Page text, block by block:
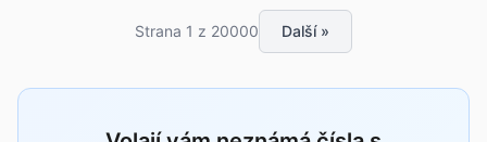
Strana 1 z 20000 Další »